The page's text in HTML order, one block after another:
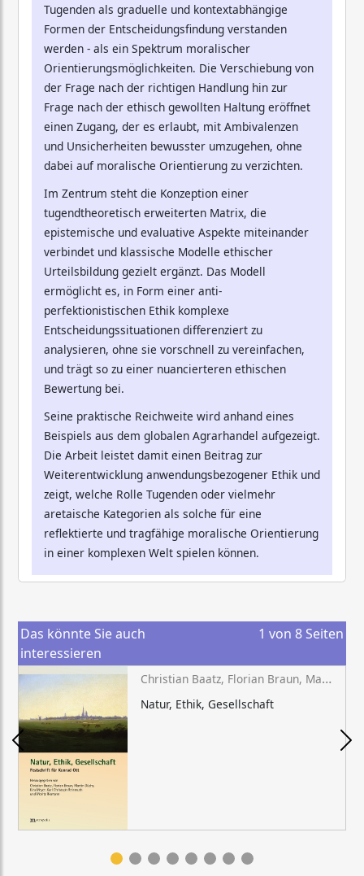
Tugenden als graduelle und kontextabhängige
Formen der Entscheidungsfindung verstanden
werden - als ein Spektrum moralischer
Orientierungsmöglichkeiten. Die Verschiebung von
der Frage nach der richtigen Handlung hin zur
Frage nach der ethisch gewollten Haltung eröffnet
einen Zugang, der es erlaubt, mit Ambivalenzen
und Unsicherheiten bewusster umzugehen, ohne
dabei auf moralische Orientierung zu verzichten.
Im Zentrum steht die Konzeption einer
tugendtheoretisch erweiterten Matrix, die
epistemische und evaluative Aspekte miteinander
verbindet und klassische Modelle ethischer
Urteilsbildung gezielt ergänzt. Das Modell
ermöglicht es, in Form einer anti-
perfektionistischen Ethik komplexe
Entscheidungssituationen differenziert zu
analysieren, ohne sie vorschnell zu vereinfachen,
und trägt so zu einer nuancierteren ethischen
Bewertung bei.
Seine praktische Reichweite wird anhand eines
Beispiels aus dem globalen Agrarhandel aufgezeigt.
Die Arbeit leistet damit einen Beitrag zur
Weiterentwicklung anwendungsbezogener Ethik und
zeigt, welche Rolle Tugenden oder vielmehr
aretaische Kategorien als solche für eine
reflektierte und tragfähige moralische Orientierung
in einer komplexen Welt spielen können.
Das könnte Sie auch
interessieren
1 von 8 Seiten
Christian Baatz, Florian Braun, Martin Düchs, Kira Meyer, Karl Christoph Reinmuth, Moritz Riemann (Hg.)
Natur, Ethik, Gesellschaft